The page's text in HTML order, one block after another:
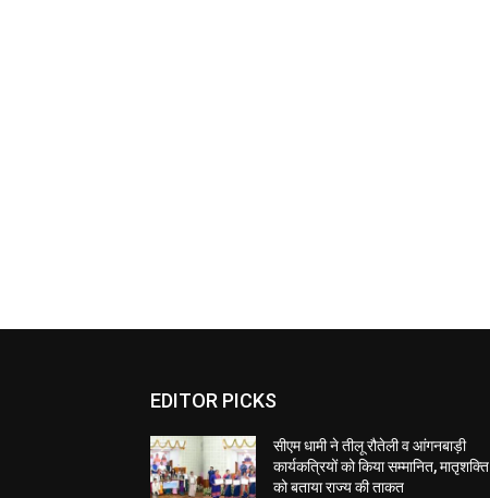
EDITOR PICKS
सीएम धामी ने तीलू रौतेली व आंगनबाड़ी
कार्यकत्रियों को किया सम्मानित, मातृशक्ति
को बताया राज्य की ताकत